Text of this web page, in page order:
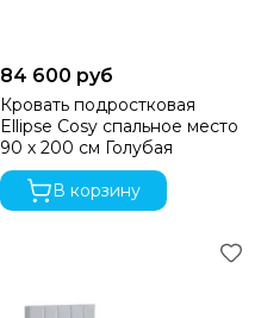
84 600 руб
Кровать подростковая
Ellipse Cosy спальное место
90 х 200 см Голубая
В корзину